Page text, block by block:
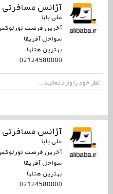
آژانس مسافرتی
علی بابا
آخرین فرصت
سواحل آفریقا
بهترین هتلها
02124580000
آژانس مسافرتی
علی بابا
آخرین فرصت
سواحل آفریقا
بهترین هتلها
02124580000